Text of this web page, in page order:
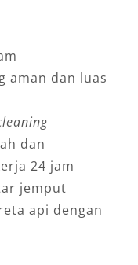
aman dan luas
dan
24 jam
jemput
api dengan